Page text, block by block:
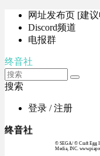
网址发布页 [建
Discord频道
电报群
终音社
搜索
登录 / 注册
终音社
© SEGA / © Craft Egg
Media, INC.